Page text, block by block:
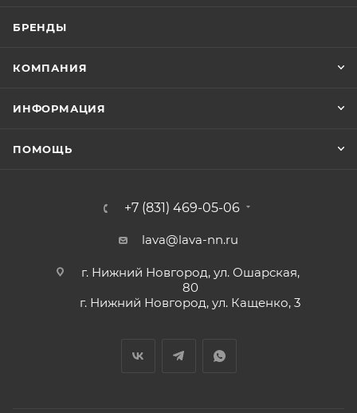
БРЕНДЫ
КОМПАНИЯ
ИНФОРМАЦИЯ
ПОМОЩЬ
+7 (831) 469-05-06
lava@lava-nn.ru
г. Нижний Новгород, ул. Ошарская,
80
г. Нижний Новгород, ул. Кащенко, 3